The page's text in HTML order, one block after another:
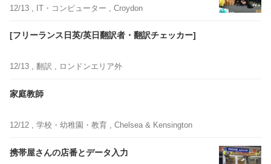
12/13 , IT・コンピューター , Croydon
[フリーランス日英/英日翻訳者・翻訳チェッカー]
12/13 , 翻訳 , ロンドンエリア外
家庭教師
12/12 , 学校・幼稚園・教育 , Chelsea & Kensington
携帯屋さんの店番とデータ入力